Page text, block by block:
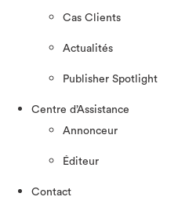
Cas Clients
Actualités
Publisher Spotlight
Centre d’Assistance
Annonceur
Éditeur
Contact